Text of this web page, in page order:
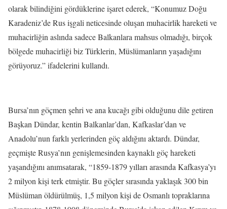
olarak bilindiğini gördüklerine işaret ederek, “Konumuz Doğu
Karadeniz’de Rus işgali neticesinde oluşan muhacirlik hareketi ve
muhacirliğin aslında sadece Balkanlara mahsus olmadığı, birçok
bölgede muhacirliği biz Türklerin, Müslümanların yaşadığını
görüyoruz.” ifadelerini kullandı.
Bursa’nın göçmen şehri ve ana kucağı gibi olduğunu dile getiren
Başkan Dündar, kentin Balkanlar’dan, Kafkaslar’dan ve
Anadolu’nun farklı yerlerinden göç aldığını aktardı. Dündar,
geçmişte Rusya’nın genişlemesinden kaynaklı göç hareketi
yaşandığını anımsatarak, “1859-1879 yılları arasında Kafkasya’yı
2 milyon kişi terk etmiştir. Bu göçler sırasında yaklaşık 300 bin
Müslüman öldürülmüş, 1,5 milyon kişi de Osmanlı topraklarına